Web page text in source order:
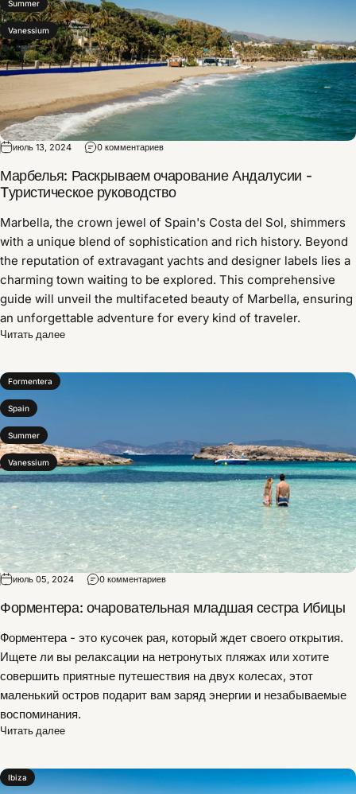
Summer
Vanessium
июль 13, 2024 0 комментариев
Марбелья: Раскрываем очарование Андалусии -
Tуристическое руководство
Marbella, the crown jewel of Spain's Costa del Sol, shimmers
with a unique blend of sophistication and rich history. Beyond
the reputation of extravagant yachts and designer labels lies a
charming town waiting to be explored. This comprehensive
guide will unveil the multifaceted beauty of Marbella, ensuring
an unforgettable adventure for every kind of traveler.
Читать далее
Formentera
Spain
Summer
Vanessium
июль 05, 2024 0 комментариев
Форментера: очаровательная младшая сестра Ибицы
Форментера - это кусочек рая, который ждет своего открытия.
Ищете ли вы релаксации на нетронутых пляжах или хотите
совершить приятные путешествия на двух колесах, этот
маленький остров подарит вам заряд энергии и незабываемые
воспоминания.
Читать далее
Ibiza